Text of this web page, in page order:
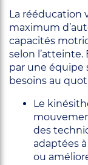
La rééducation
maximum
capacités
selon l’atteinte.
par une équipe
besoins au
Le
des
adaptées
ou